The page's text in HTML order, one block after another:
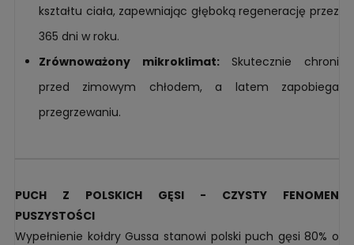
kształtu ciała, zapewniając głęboką regenerację przez
365 dni w roku.
Zrównoważony mikroklimat:Skutecznie chroni
przed zimowym chłodem, a latem zapobiega
przegrzewaniu.
PUCH Z POLSKICH GĘSI - CZYSTY FENOMEN
PUSZYSTOŚCI
Wypełnienie kołdry Gussa stanowi polski puch gęsi 80% o